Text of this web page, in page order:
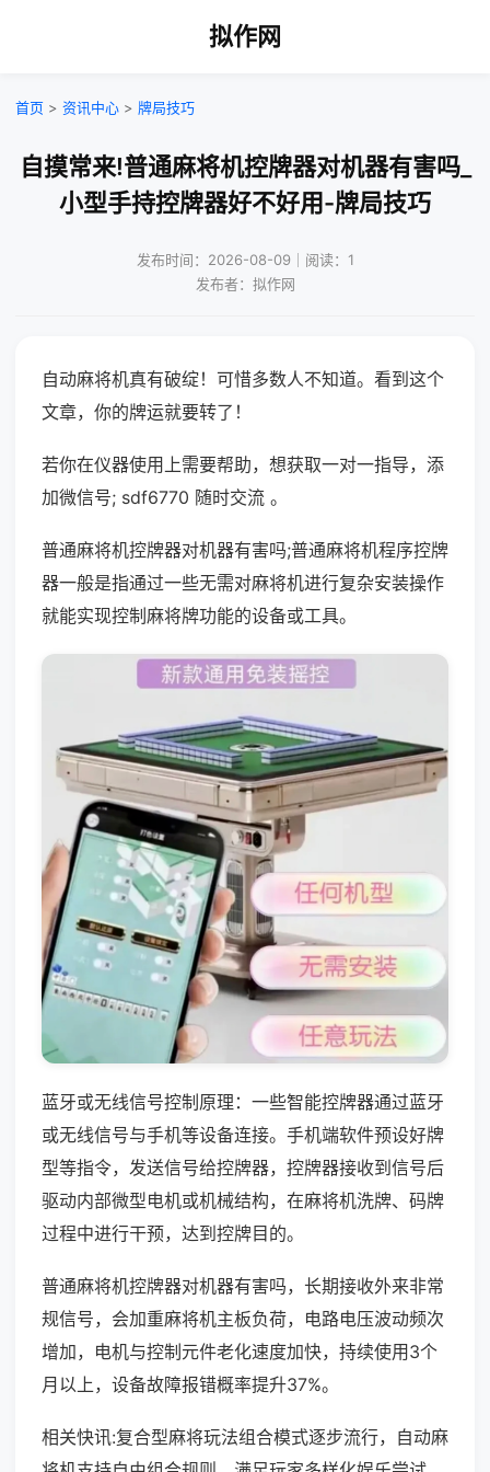
拟作网
首页 > 资讯中心 > 牌局技巧
自摸常来!普通麻将机控牌器对机器有害吗_
小型手持控牌器好不好用-牌局技巧
发布时间：2026-08-09｜阅读：1
发布者：拟作网
自动麻将机真有破绽！可惜多数人不知道。看到这个
文章，你的牌运就要转了！
若你在仪器使用上需要帮助，想获取一对一指导，添
加微信号; sdf6770 随时交流 。
普通麻将机控牌器对机器有害吗;普通麻将机程序控牌
器一般是指通过一些无需对麻将机进行复杂安装操作
就能实现控制麻将牌功能的设备或工具。
蓝牙或无线信号控制原理：一些智能控牌器通过蓝牙
或无线信号与手机等设备连接。手机端软件预设好牌
型等指令，发送信号给控牌器，控牌器接收到信号后
驱动内部微型电机或机械结构，在麻将机洗牌、码牌
过程中进行干预，达到控牌目的。
普通麻将机控牌器对机器有害吗，长期接收外来非常
规信号，会加重麻将机主板负荷，电路电压波动频次
增加，电机与控制元件老化速度加快，持续使用3个
月以上，设备故障报错概率提升37%。
相关快讯:复合型麻将玩法组合模式逐步流行，自动麻